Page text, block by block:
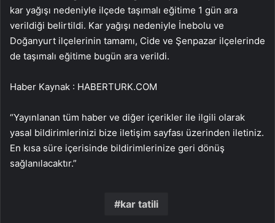
kar yağışı nedeniyle ilçede taşımalı eğitime 1 gün ara
verildiği belirtildi. Kar yağışı nedeniyle İnebolu ve
Doğanyurt ilçelerinin tamamı, Cide ve Şenpazar ilçelerinde
de taşımalı eğitime bugün ara verildi.
Haber Kaynak : HABERTURK.COM
“Yayınlanan tüm haber ve diğer içerikler ile ilgili olarak
yasal bildirimlerinizi bize iletişim sayfası üzerinden iletiniz.
En kısa süre içerisinde bildirimlerinize geri dönüş
sağlanılacaktır.”
kar tatili